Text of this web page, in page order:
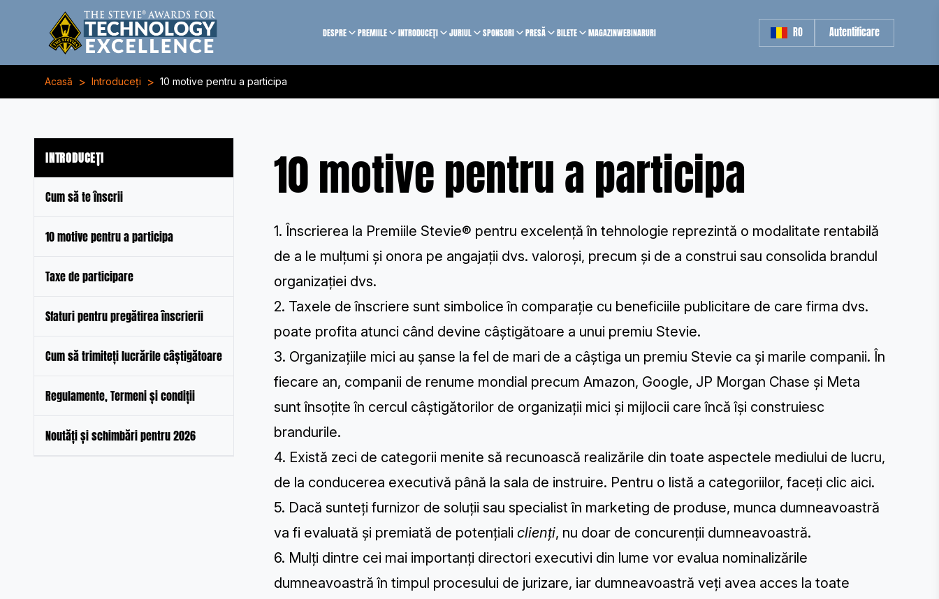
DESPRE PREMIILE INTRODUCEȚI JURIUL SPONSORI PRESĂ BILETE MAGAZINWEBINARURI RO Autentificare
Acasă > Introduceți > 10 motive pentru a participa
INTRODUCEȚI
Cum să te înscrii
10 motive pentru a participa
Taxe de participare
Sfaturi pentru pregătirea înscrierii
Cum să trimiteți lucrările câștigătoare
Regulamente, Termeni și condiții
Noutăți și schimbări pentru 2026
10 motive pentru a participa
1. Înscrierea la Premiile Stevie® pentru excelență în tehnologie reprezintă o modalitate rentabilă
de a le mulțumi și onora pe angajații dvs. valoroși, precum și de a construi sau consolida brandul
organizației dvs.
2. Taxele de înscriere sunt simbolice în comparație cu beneficiile publicitare de care firma dvs.
poate profita atunci când devine câștigătoare a unui premiu Stevie.
3. Organizațiile mici au șanse la fel de mari de a câștiga un premiu Stevie ca și marile companii. În
fiecare an, companii de renume mondial precum Amazon, Google, JP Morgan Chase și Meta
sunt însoțite în cercul câștigătorilor de organizații mici și mijlocii care încă își construiesc
brandurile.
4. Există zeci de categorii menite să recunoască realizările din toate aspectele mediului de lucru,
de la conducerea executivă până la sala de instruire. Pentru o listă a categoriilor, faceți clic aici.
5. Dacă sunteți furnizor de soluții sau specialist în marketing de produse, munca dumneavoastră
va fi evaluată și premiată de potențiali clienți, nu doar de concurenții dumneavoastră.
6. Mulți dintre cei mai importanți directori executivi din lume vor evalua nominalizările
dumneavoastră în timpul procesului de jurizare, iar dumneavoastră veți avea acces la toate